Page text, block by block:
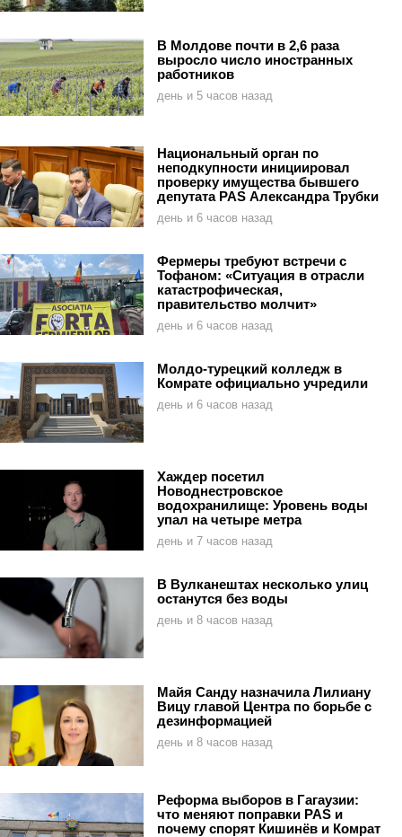
В Молдове почти в 2,6 раза
выросло число иностранных
работников
день и 5 часов назад
Национальный орган по
неподкупности инициировал
проверку имущества бывшего
депутата PAS Александра Трубки
день и 6 часов назад
Фермеры требуют встречи с
Тофаном: «Ситуация в отрасли
катастрофическая,
правительство молчит»
день и 6 часов назад
Молдо-турецкий колледж в
Комрате официально учредили
день и 6 часов назад
Хаждер посетил
Новоднестровское
водохранилище: Уровень воды
упал на четыре метра
день и 7 часов назад
В Вулканештах несколько улиц
останутся без воды
день и 8 часов назад
Майя Санду назначила Лилиану
Вицу главой Центра по борьбе с
дезинформацией
день и 8 часов назад
Реформа выборов в Гагаузии:
что меняют поправки PAS и
почему спорят Кишинёв и Комрат